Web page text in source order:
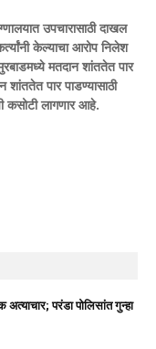
उपचारासाठी दाखल
केल्याचा आरोप निलेश
मतदान शांततेत पार
पार पाडण्यासाठी
कसोटी लागणार आहे.
परंडा पोलिसांत गुन्हा